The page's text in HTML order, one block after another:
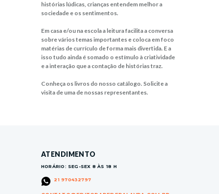
histórias lúdicas, crianças entendem melhor a
sociedade e os sentimentos.
Em casa e/ou na escola a leitura facilita a conversa
sobre vários temas importantes e coloca em foco
matérias de currículo de forma mais divertida. E a
isso tudo ainda é somado o estímulo à criatividade
e a interação que a contação de histórias traz.
Conheça os livros do nosso catálogo. Solicite a
visita de uma de nossas representantes.
ATENDIMENTO
HORÁRIO: SEG-SEX 8 ÀS 18 H
21 970432797